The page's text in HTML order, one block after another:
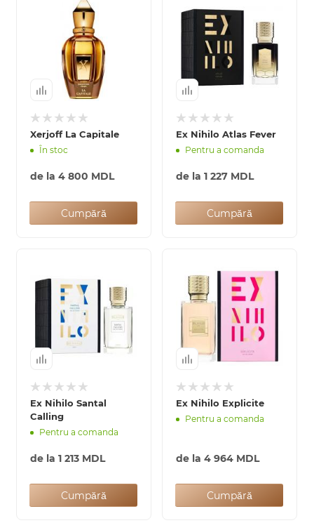
Xerjoff La Capitale
În stoc
de la 4 800 MDL
Cumpără
Ex Nihilo Atlas Fever
Pentru a comanda
de la 1 227 MDL
Cumpără
Ex Nihilo Santal
Calling
Pentru a comanda
de la 1 213 MDL
Cumpără
Ex Nihilo Explicite
Pentru a comanda
de la 4 964 MDL
Cumpără